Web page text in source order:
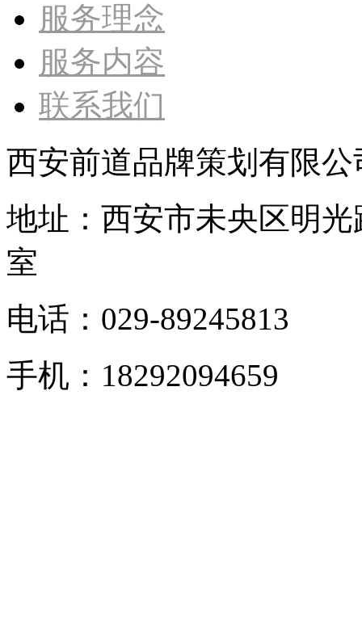
服务理念
服务内容
联系我们
西安前道品牌策划有限公
地址：西安市未央区明
室
电话：029-89245813
手机：18292094659